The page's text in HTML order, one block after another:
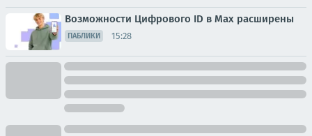
Возможности Цифрового ID в Мах расширены
ПАБЛИКИ 15:28